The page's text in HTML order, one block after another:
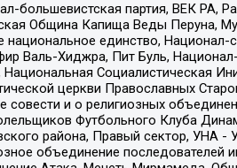
большевистская партия, ВЕК РА,
Община Капища Веды Перуна,
национальное единство,
Валь-Хиджра, Пит Буль,
Национальная Социалистическая
церкви Православных
совести и о религиозных
Футбольного Клуба
района, Правый сектор, УНА -
объединение последователей